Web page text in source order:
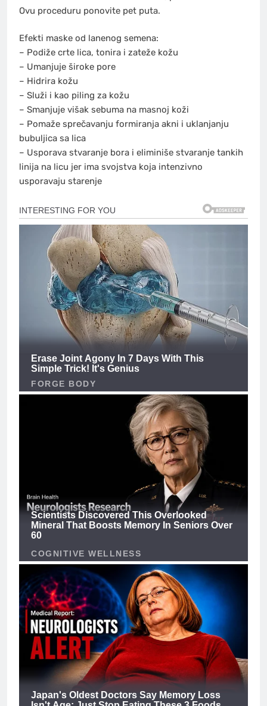
Ovu proceduru ponovite pet puta.
Efekti maske od lanenog semena:
– Podiže crte lica, tonira i zateže kožu
– Umanjuje široke pore
– Hidrira kožu
– Služi i kao piling za kožu
– Smanjuje višak sebuma na masnoj koži
– Pomaže sprečavanju formiranja akni i uklanjanju
bubuljica sa lica
– Usporava stvaranje bora i eliminiše stvaranje tankih
linija na licu jer ima svojstva koja intenzivno
usporavaju starenje